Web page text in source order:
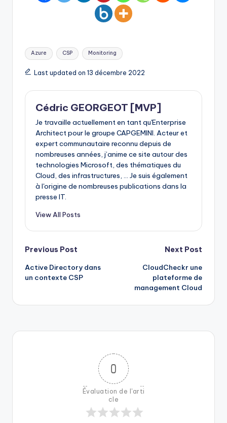
Tags:
Azure CSP Monitoring
Last updated on 13 décembre 2022
Cédric GEORGEOT [MVP]
Je travaille actuellement en tant qu'Enterprise
Architect pour le groupe CAPGEMINI. Acteur et
expert communautaire reconnu depuis de
nombreuses années, j’anime ce site autour des
technologies Microsoft, des thématiques du
Cloud, des infrastructures, ... Je suis également
à l'origine de nombreuses publications dans la
presse IT.
View All Posts
Post
navigation
Previous Post
Active Directory dans
un contexte CSP
Next Post
CloudCheckr une
plateforme de
management Cloud
0
Évaluation de l'arti
cle